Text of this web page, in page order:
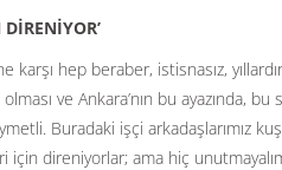
karşı hep beraber, istisnasız,
ve Ankara’nın bu ayazında,
Buradaki işçi arkadaşlarımız
direniyorlar; ama hiç